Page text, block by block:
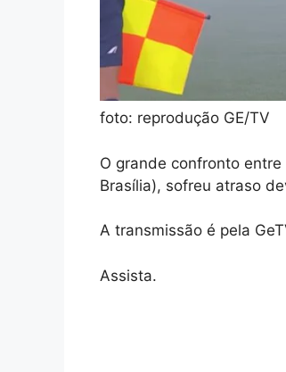
foto: reprodução GE/TV
O grande confronto
Brasília), sofreu atraso
A transmissão é pela
Assista.